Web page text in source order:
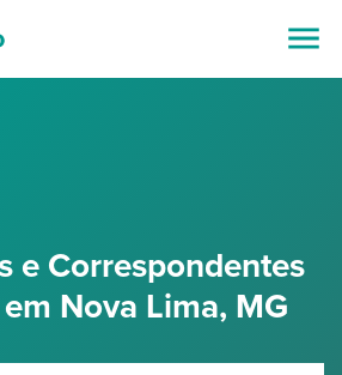
e Correspondentes
Nova Lima, MG